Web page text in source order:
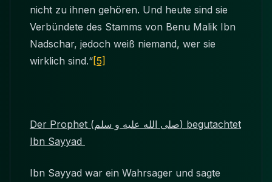
nicht zu ihnen gehören. Und heute sind sie
Verbündete des Stamms von Benu Malik Ibn
Nadschar, jedoch weiß niemand, wer sie
wirklich sind.“[5]
Der Prophet (صلى الله عليه و سلم) begutachtet
Ibn Sayyad
Ibn Sayyad war ein Wahrsager und sagte